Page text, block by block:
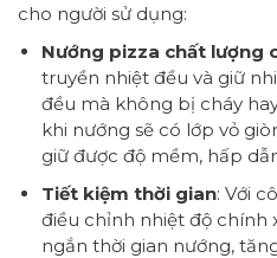
cho người sử dụng:
Nướng pizza chất lượng
truyền nhiệt đều và giữ
đều mà không bị cháy
khi nướng sẽ có lớp vỏ
giữ được độ mềm, hấp
Tiết kiệm thời gian: Với
điều chỉnh nhiệt độ chính
ngắn thời gian nướng,